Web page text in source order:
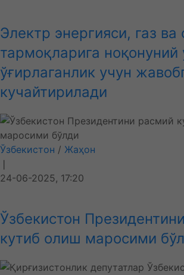
Электр энергияси, газ ва
тармоқларига ноқонуний
ўғирлаганлик учун
кучайтирилади
Ўзбекистон / Жаҳон
❘
24-06-2025, 17:20
Ўзбекистон
кутиб олиш маросими